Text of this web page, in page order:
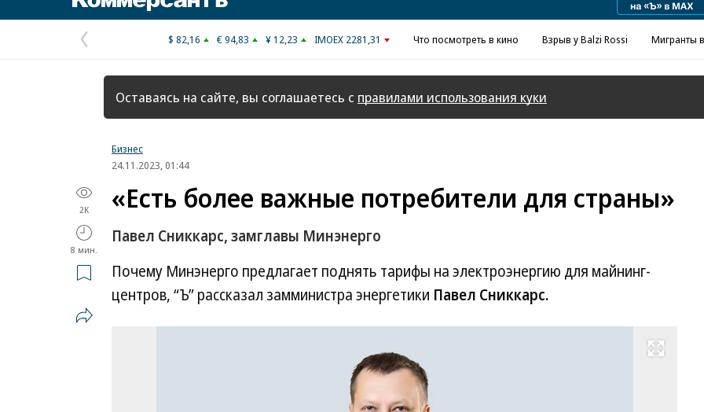
Предыдущая
страница
$ 82,16 € 94,83 ¥ 12,23 IMOEX 2281,31 Что посмотреть в кино Взрыв у Balzi Rossi Мигранты
Оставаясь на сайте, вы соглашаетесь с правилами использования куки
Бизнес
24.11.2023, 01:44
2K
8 мин.
«Есть более важные потребители для страны»
Павел Сниккарс, замглавы Минэнерго
Почему Минэнерго предлагает поднять тарифы на электроэнергию для майнинг-
центров, “Ъ” рассказал замминистра энергетики Павел Сниккарс.
Развернуть на весь экран